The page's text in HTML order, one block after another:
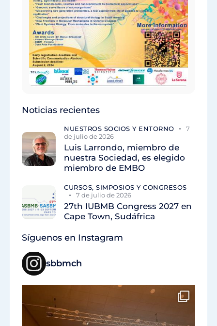
Noticias recientes
NUESTROS SOCIOS Y ENTORNO
7
de julio de 2026
Luis Larrondo, miembro de
nuestra Sociedad, es elegido
miembro de EMBO
CURSOS, SIMPOSIOS Y CONGRESOS
7 de julio de 2026
27th IUBMB Congress 2027 en
Cape Town, Sudáfrica
Síguenos en Instagram
sbbmch